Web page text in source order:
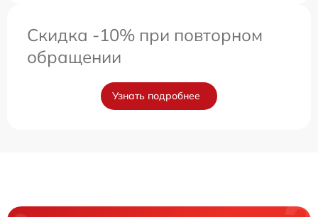
Скидка -10% при повторном
обращении
Узнать подробнее